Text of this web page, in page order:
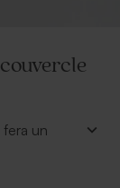
un
plus